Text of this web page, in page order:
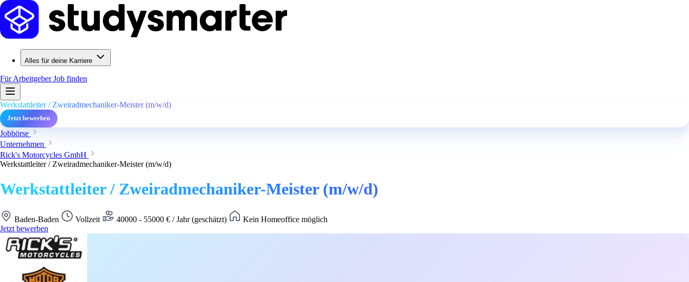
Alles für deine Karriere
Für ArbeitgeberJob finden
Werkstattleiter / Zweiradmechaniker-Meister (m/w/d)
Jetzt bewerben
Jobbörse
Unternehmen
Rick's Motorcycles GmbH
Werkstattleiter / Zweiradmechaniker-Meister (m/w/d)
Werkstattleiter / Zweiradmechaniker-Meister (m/w/d)
Baden-Baden Vollzeit 40000 - 55000 € / Jahr (geschätzt)
Kein Homeoffice möglich
Jetzt bewerben